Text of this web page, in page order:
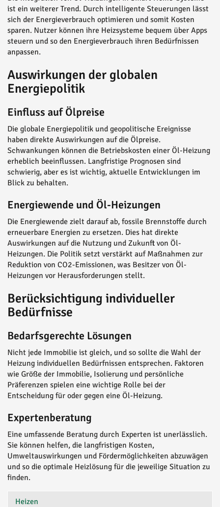
ist ein weiterer Trend. Durch intelligente Steuerungen lässt
sich der Energieverbrauch optimieren und somit Kosten
sparen. Nutzer können ihre Heizsysteme bequem über Apps
steuern und so den Energieverbrauch ihren Bedürfnissen
anpassen.
Auswirkungen der globalen
Energiepolitik
Einfluss auf Ölpreise
Die globale Energiepolitik und geopolitische Ereignisse
haben direkte Auswirkungen auf die Ölpreise.
Schwankungen können die Betriebskosten einer Öl-Heizung
erheblich beeinflussen. Langfristige Prognosen sind
schwierig, aber es ist wichtig, aktuelle Entwicklungen im
Blick zu behalten.
Energiewende und Öl-Heizungen
Die Energiewende zielt darauf ab, fossile Brennstoffe durch
erneuerbare Energien zu ersetzen. Dies hat direkte
Auswirkungen auf die Nutzung und Zukunft von Öl-
Heizungen. Die Politik setzt verstärkt auf Maßnahmen zur
Reduktion von CO2-Emissionen, was Besitzer von Öl-
Heizungen vor Herausforderungen stellt.
Berücksichtigung individueller
Bedürfnisse
Bedarfsgerechte Lösungen
Nicht jede Immobilie ist gleich, und so sollte die Wahl der
Heizung individuellen Bedürfnissen entsprechen. Faktoren
wie Größe der Immobilie, Isolierung und persönliche
Präferenzen spielen eine wichtige Rolle bei der
Entscheidung für oder gegen eine Öl-Heizung.
Expertenberatung
Eine umfassende Beratung durch Experten ist unerlässlich.
Sie können helfen, die langfristigen Kosten,
Umweltauswirkungen und Fördermöglichkeiten abzuwägen
und so die optimale Heizlösung für die jeweilige Situation zu
finden.
Heizen